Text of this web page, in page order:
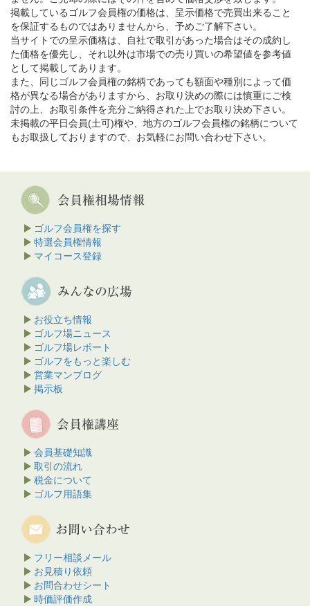
掲載しているゴルフ会員権の価格は、呈示価格で売買出来ること
を保証するものではありませんから、予めご了解下さい。
当サイトでの呈示価格は、自社で取引があった場合はその成約し
た価格を優先し、それ以外は市場での売り買いの希望値を参考値
として掲載してあります。
また、同じゴルフ会員権の銘柄であっても額面や種別によって価
格が異なる場合がありますから、お取り決めの際には慎重にご検
討の上、お取引条件を充分ご納得された上でお取り決め下さい。
未掲載の平日会員(土可)権や、地方のゴルフ会員権の銘柄について
もお取扱しておりますので、お気軽にお問い合わせ下さい。
ゴルフ会員権を探す
特選会員権情報
マイコース登録
お役立ち情報
ゴルフ場ニュース
ゴルフ場レポート
ゴルフをもっと楽しむ
営業マンブログ
掲示板
会員基礎知識
取引の流れ
税金について
ゴルフ用語集
フリー相談メール
お見積り依頼
お問合わせシート
時価評価作成